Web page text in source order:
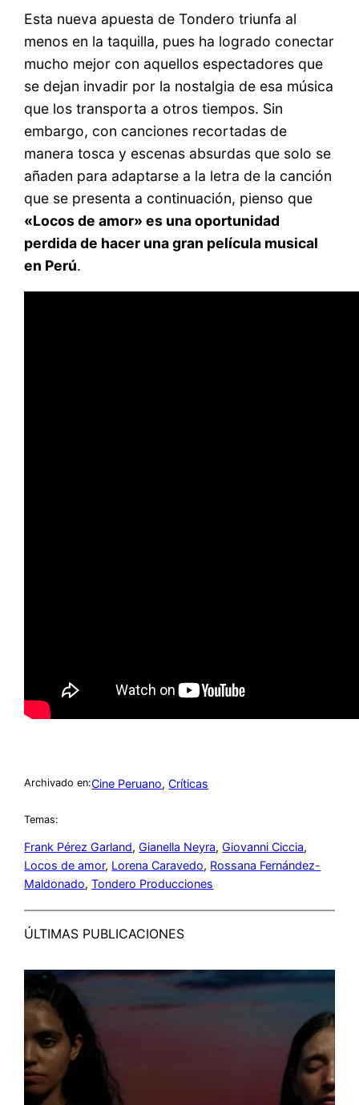
Esta nueva apuesta de Tondero triunfa al
menos en la taquilla, pues ha logrado conectar
mucho mejor con aquellos espectadores que
se dejan invadir por la nostalgia de esa música
que los transporta a otros tiempos. Sin
embargo, con canciones recortadas de
manera tosca y escenas absurdas que solo se
añaden para adaptarse a la letra de la canción
que se presenta a continuación, pienso que
«Locos de amor» es una oportunidad
perdida de hacer una gran película musical
en Perú.
Archivado en:Cine Peruano, Críticas
Temas:
Frank Pérez Garland, Gianella Neyra, Giovanni Ciccia
Locos de amor, Lorena Caravedo, Rossana Fernández-
Maldonado, Tondero Producciones
ÚLTIMAS PUBLICACIONES